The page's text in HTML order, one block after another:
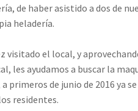
de haber asistido a dos de
heladería.
visitado el local, y
les ayudamos a buscar la
a primeros de junio de 2016 ya
residentes.